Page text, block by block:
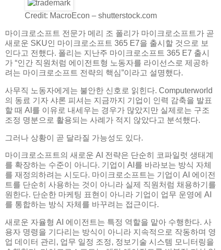
Credit: MacroEcon – shutterstock.com
마이크로소프트 전문가 메리 조 폴리가 마이크로소프트가 곧
새로운 SKU인 마이크로소프트 365 E7을 출시할 것으로 보
인다고 전했다. 폴리는 지난주 마이크로소프트 365 E7 출시
가 “인간 직원처럼 에이전트형 노동자를 라이선스로 제공하
려는 마이크로소프트 전략의 핵심”이라고 설명했다.
사무직 노동자에게는 불안한 신호로 읽힌다. Computerworld
의 동료 기자 샤론 피셔는 지금까지 기업이 인력 감축을 발표
할 때 AI를 이유로 내세우는 경우가 많았지만 실제로는 구조
조정 명분으로 활용되는 사례가 적지 않았다고 분석했다.
그러나 상황이 곧 달라질 가능성도 있다.
마이크로소프트의 새로운 AI 전략은 단순히 코파일럿 생태계
를 확장하는 수준이 아니다. 기업이 AI를 바라보는 방식 자체
를 재정의하려는 시도다. 마이크로소프트는 기업이 AI 에이전
트를 단순히 사용하는 것이 아니라 실제 직원처럼 채용하기를
원한다. 단순한 마케팅 표현이 아니라 기업이 업무 운영에 AI
를 통합하는 방식 자체를 바꾸려는 접근이다.
새로운 자율형 AI 에이전트는 특정 역할을 맡아 수행한다. 사
용자 명령을 기다리는 방식이 아니라 지속적으로 작동하며 영
업 데이터 관리, 업무 일정 조정, 정보기술 시스템 모니터링을